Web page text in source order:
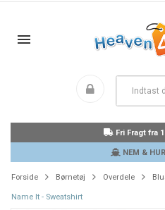
Fri Fragt fra
NEM &
Forside Børnetøj Overdele
Name It - Sweatshirt